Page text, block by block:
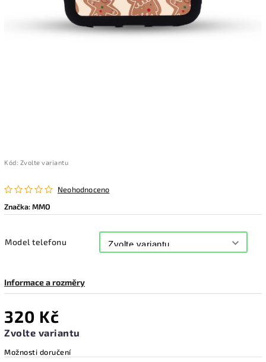
Kód: Zvolte variantu
Neohodnoceno
Značka:MMO
Model telefonu
Informace a rozměry
320 Kč
Zvolte variantu
Možnosti doručení